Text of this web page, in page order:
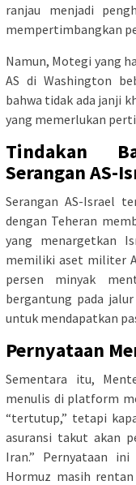
ranjau menjadi
mempertimbangkan
Namun, Motegi yang
AS di Washington
bahwa tidak ada janji
yang memerlukan
Tindakan
Serangan AS-
Serangan AS-Israel
dengan Teheran
yang menargetkan
memiliki aset militer
persen minyak
bergantung pada
untuk mendapatkan
Pernyataan
Sementara itu,
menulis di platform
“tertutup,” tetapi
asuransi takut akan
Iran.” Pernyataan
Hormuz masih